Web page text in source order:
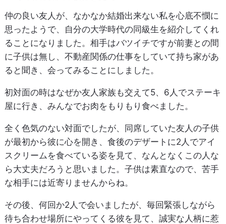
仲の良い友人が、なかなか結婚出来ない私を心底不憫に
思ったようで、自分の大学時代の同級生を紹介してくれ
ることになりました。相手はバツイチですが前妻との間
に子供は無し、不動産関係の仕事をしていて持ち家があ
ると聞き、会ってみることにしました。
初対面の時はなぜか友人家族も交えて5、6人でステーキ
屋に行き、みんなでお肉をもりもり食べました。
全く色気のない対面でしたが、同席していた友人の子供
が最初から彼に心を開き、食後のデザートに2人でアイ
スクリームを食べている姿を見て、なんとなくこの人な
ら大丈夫だろうと思いました。子供は素直なので、苦手
な相手には近寄りませんからね。
その後、何回か2人で会いましたが、毎回緊張しながら
待ち合わせ場所にやってくる彼を見て、誠実な人柄に惹